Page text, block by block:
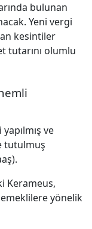
bulunan
Yeni vergi
kesintiler
tutarını olumlu
ve
tutulmuş
Kerameus,
yönelik